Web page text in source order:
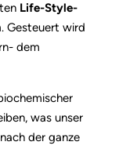
Life-Style-
. Gesteuert wird
dem
was unser
der ganze